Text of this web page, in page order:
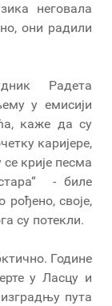
неговала
они радили
Радета
у емисији
каже да су
каријере,
крије песма
- биле
своје,
су потекли.
Године
у Ласцу и
пута